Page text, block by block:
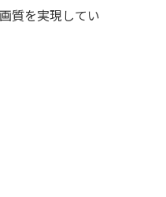
質を実現してい